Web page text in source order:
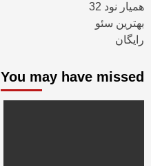
همیار نود 32
بهترین سئو
رایگان
You may have missed